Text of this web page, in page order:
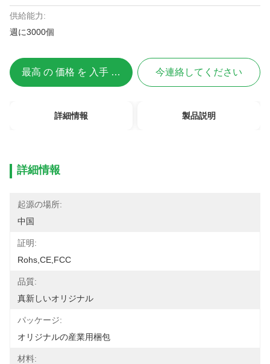
供給能力:
週に3000個
最高 の 価格 を 入手 する 今連絡してください
詳細情報 製品説明
詳細情報
起源の場所:
中国
証明:
Rohs,CE,FCC
品質:
真新しいオリジナル
パッケージ:
オリジナルの産業用梱包
材料: